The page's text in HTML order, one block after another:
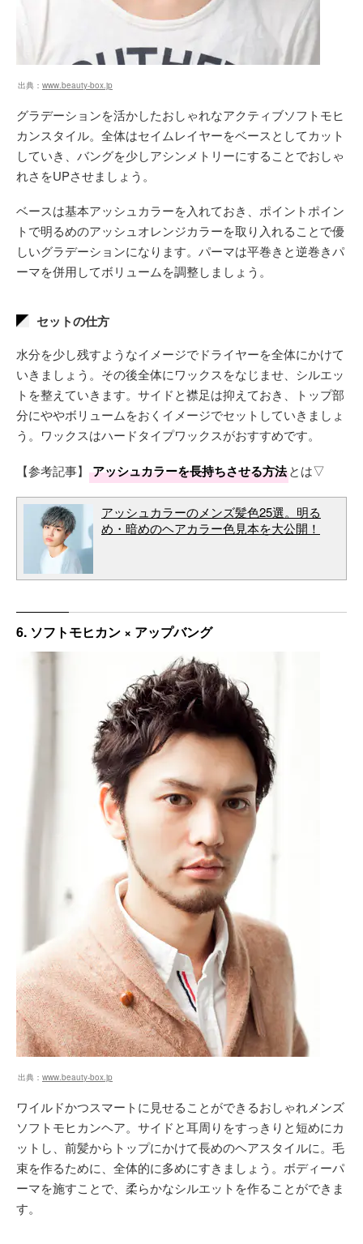
出典： www.beauty-box.jp
グラデーションを活かしたおしゃれなアクティブソフトモヒ
カンスタイル。全体はセイムレイヤーをベースとしてカット
していき、バングを少しアシンメトリーにすることでおしゃ
れさをUPさせましょう。
ベースは基本アッシュカラーを入れておき、ポイントポイン
トで明るめのアッシュオレンジカラーを取り入れることで優
しいグラデーションになります。パーマは平巻きと逆巻きパ
ーマを併用してボリュームを調整しましょう。
セットの仕方
水分を少し残すようなイメージでドライヤーを全体にかけて
いきましょう。その後全体にワックスをなじませ、シルエッ
トを整えていきます。サイドと襟足は抑えておき、トップ部
分にややボリュームをおくイメージでセットしていきましょ
う。ワックスはハードタイプワックスがおすすめです。
【参考記事】 アッシュカラーを長持ちさせる方法とは▽
アッシュカラーのメンズ髪色25選。明る
め・暗めのヘアカラー色見本を大公開！
6. ソフトモヒカン × アップバング
出典： www.beauty-box.jp
ワイルドかつスマートに見せることができるおしゃれメンズ
ソフトモヒカンヘア。サイドと耳周りをすっきりと短めにカ
ットし、前髪からトップにかけて長めのヘアスタイルに。毛
束を作るために、全体的に多めにすきましょう。ボディーパ
ーマを施すことで、柔らかなシルエットを作ることができま
す。